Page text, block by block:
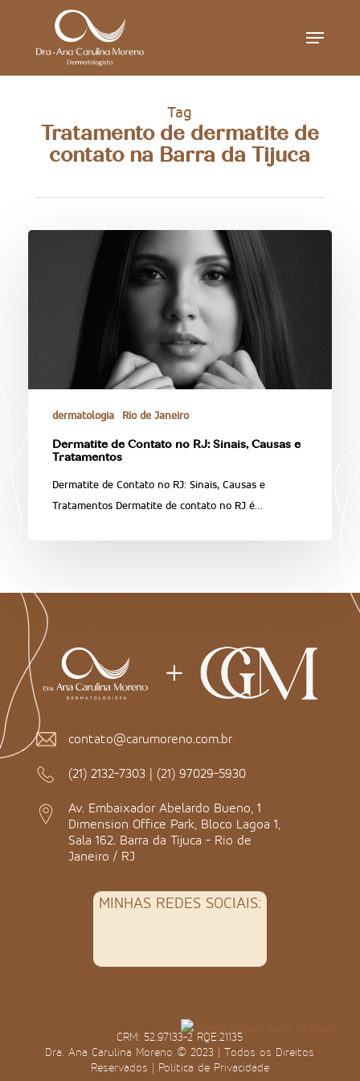
Menu
Tag
Tratamento de dermatite de
contato na Barra da Tijuca
dermatologia Rio de Janeiro
Dermatite de Contato no RJ: Sinais, Causas e
Tratamentos
Dermatite de Contato no RJ: Sinais, Causas e
Tratamentos Dermatite de contato no RJ é…
contato@carumoreno.com.br
(21) 2132-7303 | (21) 97029-5930
Av. Embaixador Abelardo Bueno, 1
Dimension Office Park, Bloco Lagoa 1,
Sala 162. Barra da Tijuca - Rio de
Janeiro / RJ
MINHAS REDES SOCIAIS:
CRM: 52.97133-2 RQE:21135
Dra. Ana Carulina Moreno © 2023 | Todos os Direitos
Reservados | Política de Privacidade